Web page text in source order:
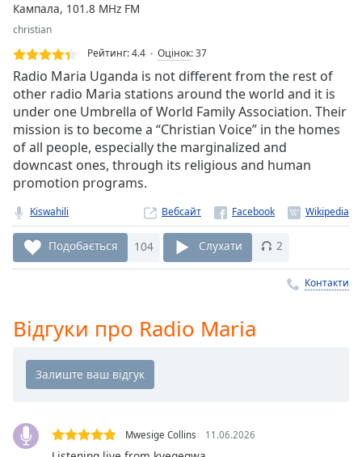
Loaded:
0.00%
Stream
Type LIVE
Seek to
live,
currently
behind
liveLIVE
Remaining
Time-
1x
Playback
Rate
descriptions
Subtitles
Кампала, 101.8 MHz FM
christian
Рейтинг:4.4 Оцінок:37
Radio Maria Uganda is not different from the rest of
other radio Maria stations around the world and it is
under one Umbrella of World Family Association. Their
mission is to become a “Christian Voice” in the homes
of all people, especially the marginalized and
downcast ones, through its religious and human
promotion programs.
Kiswahili Вебсайт
Подобається 104 Слухати 2
Контакти
Відгуки про Radio Maria
Mwesige Collins 11.06.2026